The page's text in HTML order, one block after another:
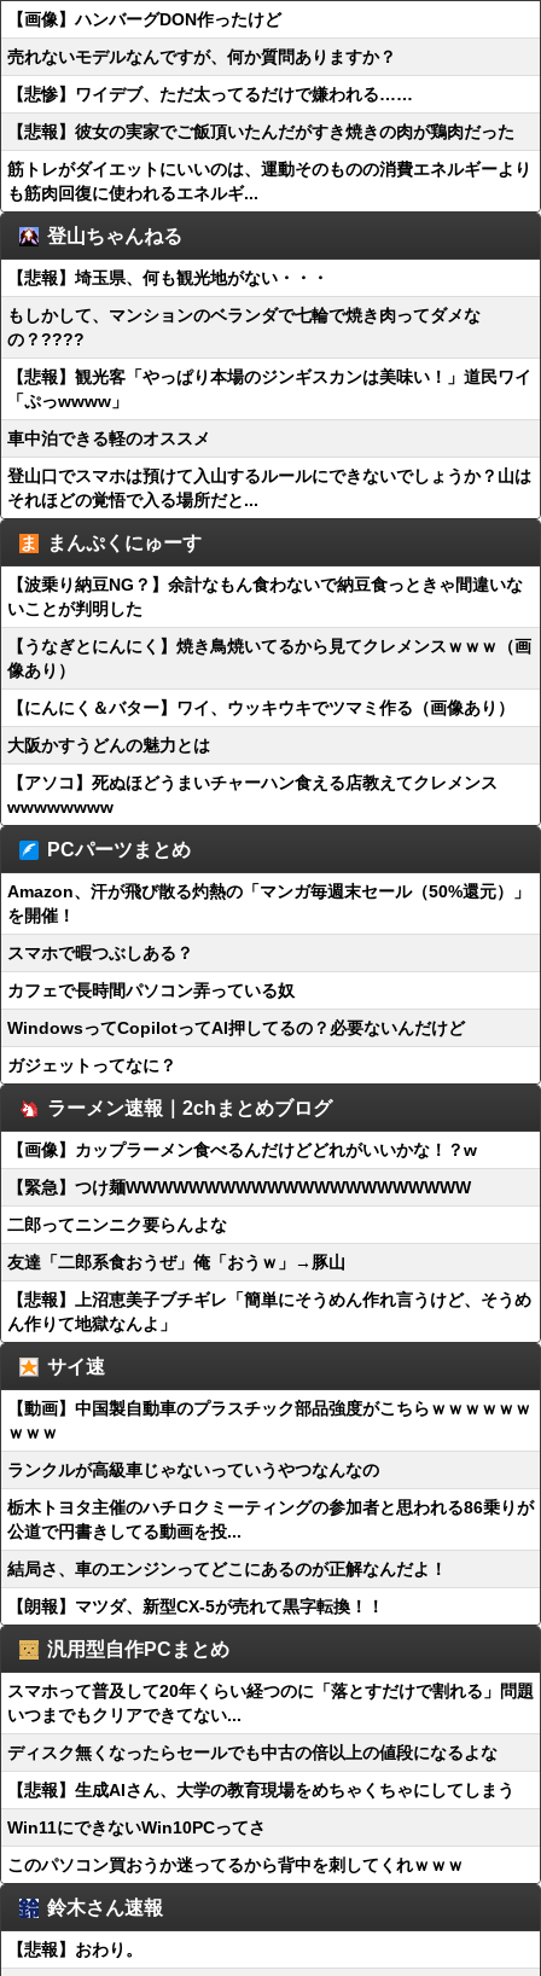
【画像】ハンバーグDON作ったけど
売れないモデルなんですが、何か質問ありますか？
【悲惨】ワイデブ、ただ太ってるだけで嫌われる……
【悲報】彼女の実家でご飯頂いたんだがすき焼きの肉が鶏肉だった
筋トレがダイエットにいいのは、運動そのものの消費エネルギーより
も筋肉回復に使われるエネルギ...
登山ちゃんねる
【悲報】埼玉県、何も観光地がない・・・
もしかして、マンションのベランダで七輪で焼き肉ってダメな
の？????
【悲報】観光客「やっぱり本場のジンギスカンは美味い！」道民ワイ
「ぷっwwww」
車中泊できる軽のオススメ
登山口でスマホは預けて入山するルールにできないでしょうか？山は
それほどの覚悟で入る場所だと...
まんぷくにゅーす
【波乗り納豆NG？】余計なもん食わないで納豆食っときゃ間違いな
いことが判明した
【うなぎとにんにく】焼き鳥焼いてるから見てクレメンスｗｗｗ（画
像あり）
【にんにく＆バター】ワイ、ウッキウキでツマミ作る（画像あり）
大阪かすうどんの魅力とは
【アソコ】死ぬほどうまいチャーハン食える店教えてクレメンス
wwwwwwww
PCパーツまとめ
Amazon、汗が飛び散る灼熱の「マンガ毎週末セール（50%還元）」
を開催！
スマホで暇つぶしある？
カフェで長時間パソコン弄っている奴
WindowsってCopilotってAI押してるの？必要ないんだけど
ガジェットってなに？
ラーメン速報｜2chまとめブログ
【画像】カップラーメン食べるんだけどどれがいいかな！？w
【緊急】つけ麺WWWWWWWWWWWWWWWWWWWWWW
二郎ってニンニク要らんよな
友達「二郎系食おうぜ」俺「おうｗ」→豚山
【悲報】上沼恵美子ブチギレ「簡単にそうめん作れ言うけど、そうめ
ん作りて地獄なんよ」
サイ速
【動画】中国製自動車のプラスチック部品強度がこちらｗｗｗｗｗｗ
ｗｗｗ
ランクルが高級車じゃないっていうやつなんなの
栃木トヨタ主催のハチロクミーティングの参加者と思われる86乗りが
公道で円書きしてる動画を投...
結局さ、車のエンジンってどこにあるのが正解なんだよ！
【朗報】マツダ、新型CX-5が売れて黒字転換！！
汎用型自作PCまとめ
スマホって普及して20年くらい経つのに「落とすだけで割れる」問題
いつまでもクリアできてない...
ディスク無くなったらセールでも中古の倍以上の値段になるよな
【悲報】生成AIさん、大学の教育現場をめちゃくちゃにしてしまう
Win11にできないWin10PCってさ
このパソコン買おうか迷ってるから背中を刺してくれｗｗｗ
鈴木さん速報
【悲報】おわり。